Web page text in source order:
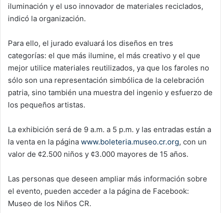
iluminación y el uso innovador de materiales reciclados,
indicó la organización.
Para ello, el jurado evaluará los diseños en tres
categorías: el que más ilumine, el más creativo y el que
mejor utilice materiales reutilizados, ya que los faroles no
sólo son una representación simbólica de la celebración
patria, sino también una muestra del ingenio y esfuerzo de
los pequeños artistas.
La exhibición será de 9 a.m. a 5 p.m. y las entradas están a
la venta en la página www.boleteria.museo.cr.org, con un
valor de ¢2.500 niños y ¢3.000 mayores de 15 años.
Las personas que deseen ampliar más información sobre
el evento, pueden acceder a la página de Facebook:
Museo de los Niños CR.